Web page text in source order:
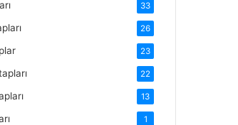
33
26
23
22
13
1